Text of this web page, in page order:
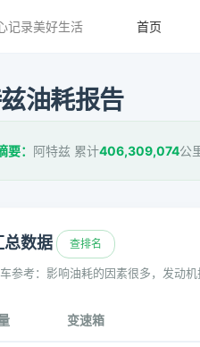
记录美好生活 首页
油耗报告
要： 阿特兹 累计406,309,074公
总数据 查排名
参考：影响油耗的因素很多，发动
变速箱